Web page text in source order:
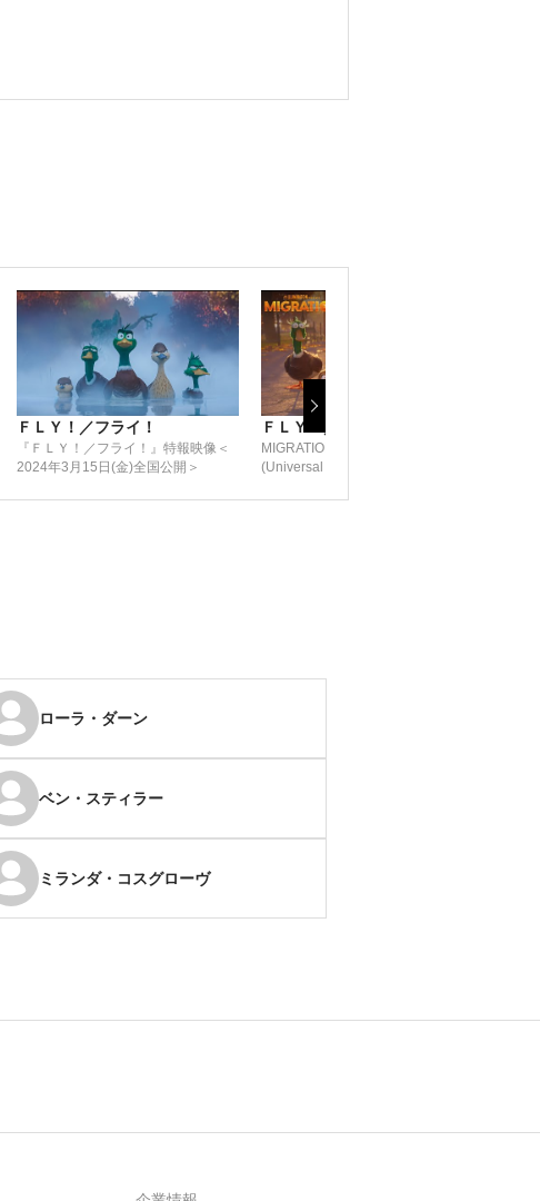
ＦＬＹ！／フライ！
『ＦＬＹ！／フライ！』特報映像＜
2024年3月15日(金)全国公開＞
ＦＬＹ！／フライ！
MIGRATION – Official Trailer 2
(Universal Studios) - HD
ローラ・ダーン
ベン・スティラー
ミランダ・コスグローヴ